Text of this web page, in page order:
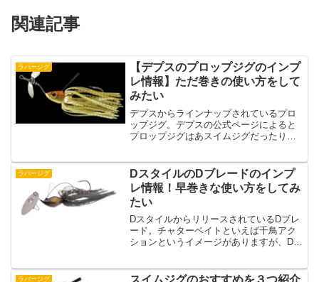
関連記事
ラバージグ
【デプスのプロップジグのインプ
レ情報】ただ巻きの使い方をして
みたい
デプスからラインナップされているプロ
ップジグ。デプスの公式ページによると
プロップジグはあスイムジグだったりビ
るように設計されているようです。巻物
といえばスピナべとかスイ...
ラバージグ
DスタイルのDブレードのインプ
レ情報！早巻きな使い方をしてみ
たい
DスタイルからリリースされているDブレ
ード。チャターベイトといえば千鳥アク
ションというイメージがありますが、Dブ
ャターベイトのようです。千鳥アクショ
ラバージグ スイムジグのおすすめを３つ紹介